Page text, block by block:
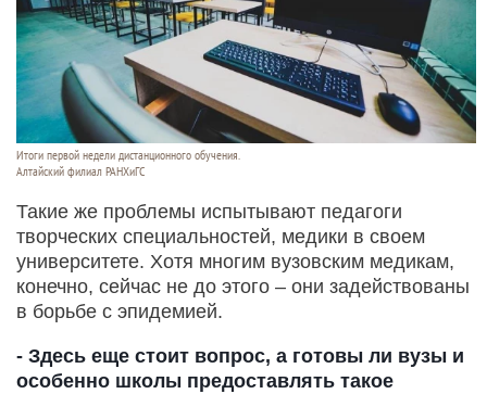
Итоги первой недели дистанционного обучения.
Алтайский филиал РАНХиГС
Такие же проблемы испытывают педагоги
творческих специальностей, медики в своем
университете. Хотя многим вузовским медикам,
конечно, сейчас не до этого – они задействованы
в борьбе с эпидемией.
- Здесь еще стоит вопрос, а готовы ли вузы и
особенно школы предоставлять такое